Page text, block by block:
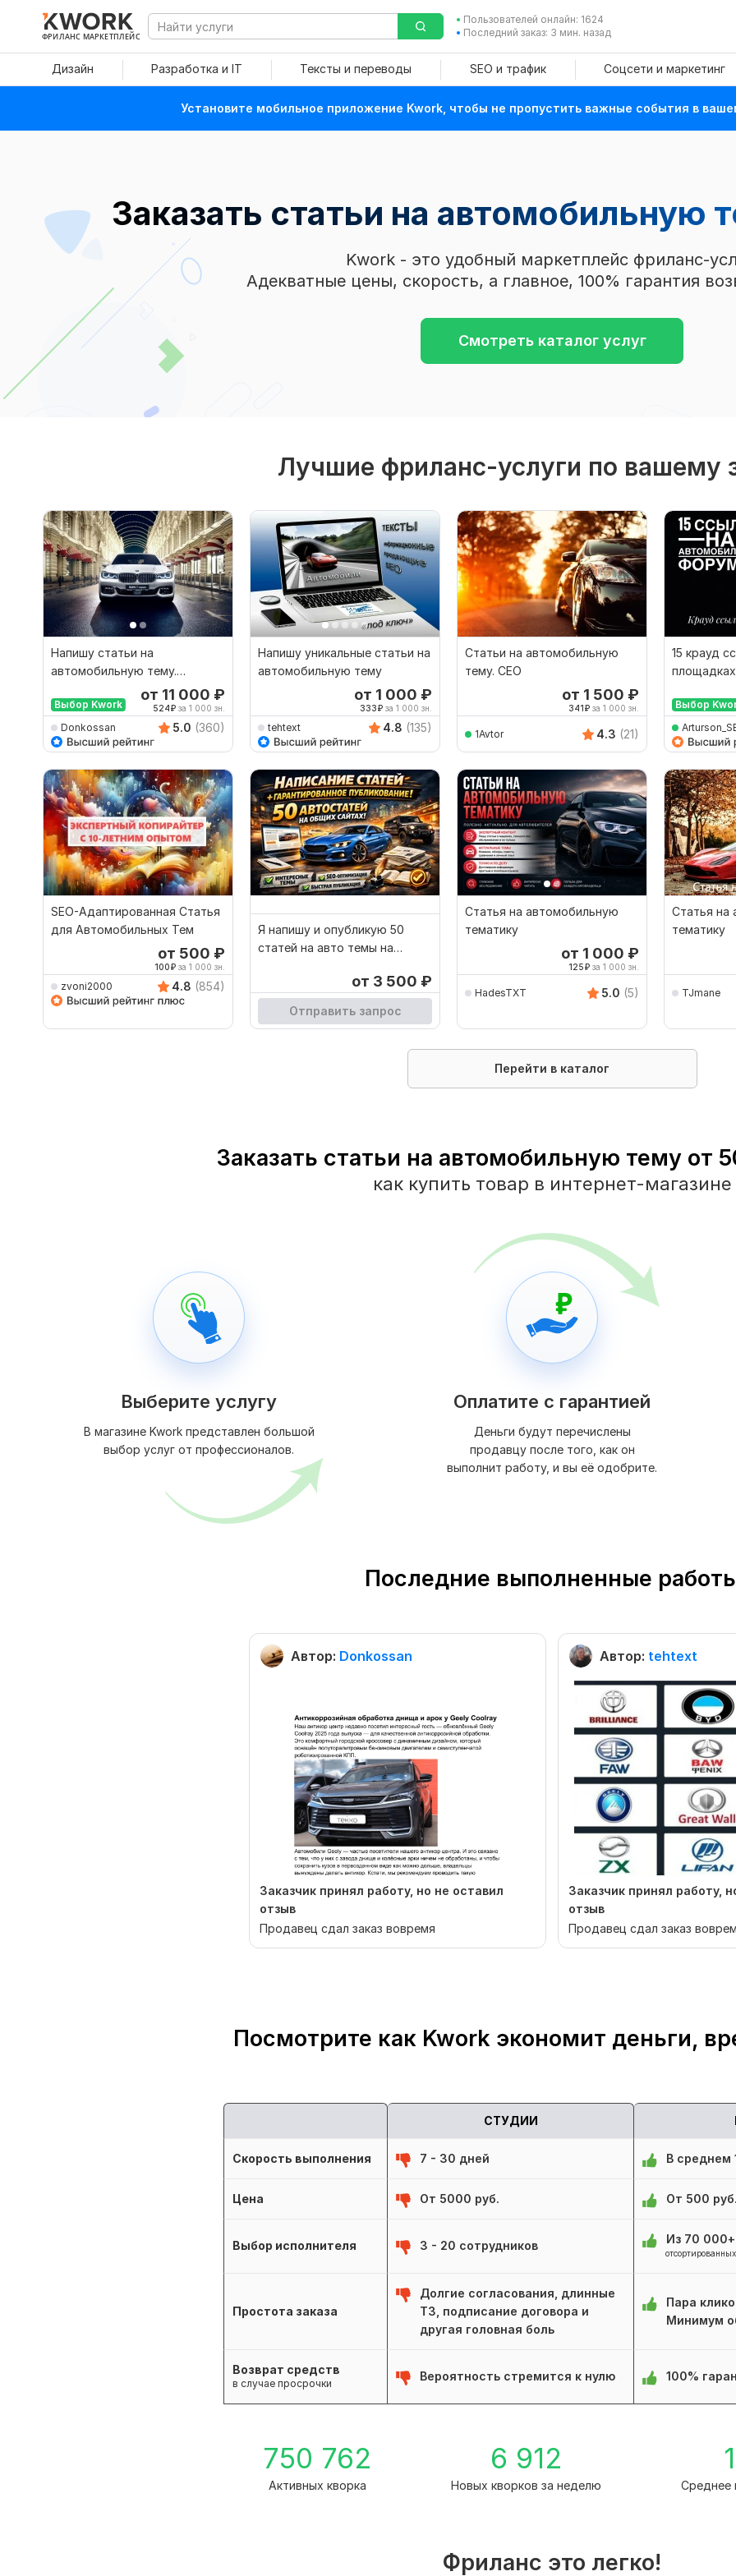
ФРИЛАНС МАРКЕТПЛЕЙС
Пользователей онлайн: 1624
Последний заказ: 3 мин. назад
Дизайн Разработка и IT Тексты и переводы SEO и трафик Соцсети и маркетинг
Установите мобильное приложение Kwork, чтобы не пропустить важные события в
Заказать статьи на автомобильную
Kwork - это удобный маркетплейс фриланс-
Адекватные цены, скорость, а главное, 100% гарантия
Смотреть каталог услуг
Лучшие фриланс-услуги по вашему
Напишу статьи на
автомобильную тему.
Заказывайте автомобильные
тексты
Выбор Kwork
от 11 000 ₽
524₽ за 1 000 зн.
Donkossan 5.0 (360)
Напишу уникальные статьи на
автомобильную тему
от 1 000 ₽
333₽ за 1 000 зн.
tehtext 4.8 (135)
Статьи на автомобильную
тему. СЕО
от 1 500 ₽
341₽ за 1 000 зн.
1Avtor 4.3 (21)
15 крауд
Выбор
SEO-Адаптированная Статья
для Автомобильных Тем
от 500 ₽
100₽ за 1 000 зн.
zvoni2000 4.8 (854)
Я напишу и опубликую 50
статей на авто темы на
от 3 500 ₽
Отправить запрос
Статья на автомобильную
тематику
от 1 000 ₽
125₽ за 1 000 зн.
HadesTXT 5.0 (5)
Статья на
тематику
TJmane
Перейти в каталог
Заказать статьи на автомобильную тему от
как купить товар в интернет-магазине
Выберите услугу
В магазине Kwork представлен большой
выбор услуг от профессионалов.
Оплатите с гарантией
Деньги будут перечислены
продавцу после того, как он
выполнит работу, и вы её одобрите.
Последние выполненные
Автор: Donkossan
Заказчик принял работу, но не оставил
отзыв
Продавец сдал заказ вовремя
Автор: tehtext
Заказчик принял работу,
отзыв
Продавец сдал заказ
Посмотрите как Kwork экономит деньги,
СТУДИИ
Скорость выполнения 7 - 30 дней В среднем
Цена От 5000 руб. От 500
Выбор исполнителя 3 - 20 сотрудников Из 70
Простота заказа
Долгие согласования, длинные
ТЗ, подписание договора и
другая головная боль
Пара
Минимум
Возврат средств
в случае просрочки
Вероятность стремится к нулю 100%
750 762
Активных кворка
6 912
Новых кворков за неделю
1
Среднее
Фриланс это легко!